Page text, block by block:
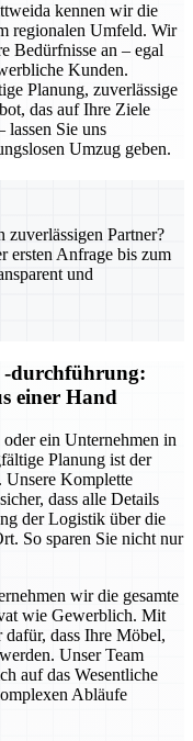
kennen wir die
regionalen Umfeld. Wir
Bedürfnisse an – egal
Kunden.
Planung, zuverlässige
das auf Ihre Ziele
lassen Sie uns
Umzug geben.
zuverlässigen Partner?
ersten Anfrage bis zum
und
-durchführung:
einer Hand
ein Unternehmen in
Planung ist der
Unsere Komplette
dass alle Details
der Logistik über die
So sparen Sie nicht nur
wir die gesamte
wie Gewerblich. Mit
dafür, dass Ihre Möbel,
Unser Team
auf das Wesentliche
Abläufe